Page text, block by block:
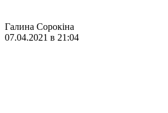
Галина Сорокіна
07.04.2021 в 21:04